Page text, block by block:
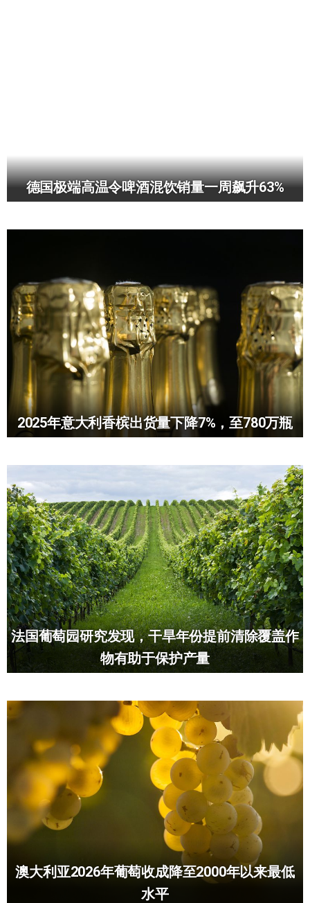
德国极端高温令啤酒混饮销量一周飙升63%
2025年意大利香槟出货量下降7%，至780万瓶
法国葡萄园研究发现，干旱年份提前清除覆盖作
物有助于保护产量
澳大利亚2026年葡萄收成降至2000年以来最低
水平